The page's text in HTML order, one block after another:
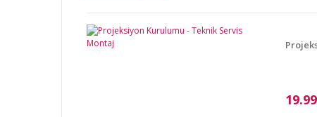
Ürün fiyatı diğer sitelerden daha pahalı.
Bu ürüne benzer farklı alternatifler olmalı.